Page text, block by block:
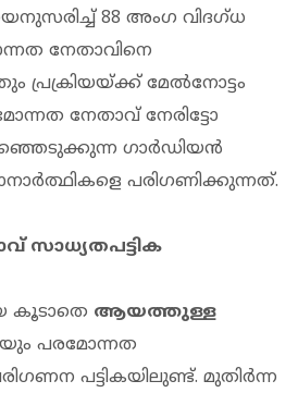
88 അംഗ വിദഗ്ധ
നേതാവിനെ
പ്രക്രിയയ്ക്ക് മേല്‍നോട്ടം
നേതാവ് നേരിട്ടോ
ഗാര്‍ഡിയന്‍
പരിഗണിക്കുന്നത്.
സാധ്യതപട്ടിക
കൂടാതെ ആയത്തുള്ള
യും പരമോന്നത
പട്ടികയിലുണ്ട്. മുതിര്‍ന്ന